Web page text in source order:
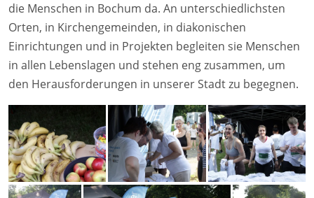
die Menschen in Bochum da. An unterschiedlichsten
Orten, in Kirchengemeinden, in diakonischen
Einrichtungen und in Projekten begleiten sie Menschen
in allen Lebenslagen und stehen eng zusammen, um
den Herausforderungen in unserer Stadt zu begegnen.